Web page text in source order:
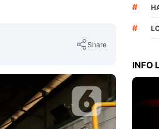
Share
Copy Link
#
#
INFO